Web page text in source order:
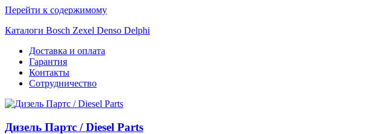
Перейти к содержимому
Каталоги Bosch Zexel Denso Delphi
Доставка и оплата
Гарантия
Контакты
Сотрудничество
Дизель Партс / Diesel Parts